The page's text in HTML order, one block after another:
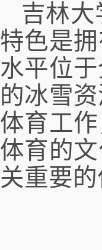
吉林
特色是
水平位
的冰雪
体育工
体育的
关重要的